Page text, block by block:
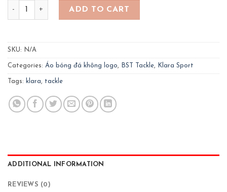
Bộ quần áo bóng đá Tackle- màu xanh ngọc quantity
ADD TO CART
SKU: N/A
Categories: Áo bóng đá không logo, BST Tackle, Klara Sport
Tags: klara, tackle
ADDITIONAL INFORMATION
REVIEWS (0)